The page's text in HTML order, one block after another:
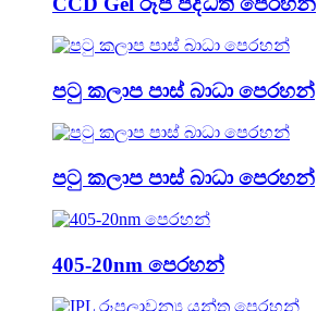
පටු කලාප පාස් බාධා පෙරහන්
පටු කලාප පාස් බාධා පෙරහන්
405-20nm පෙරහන්